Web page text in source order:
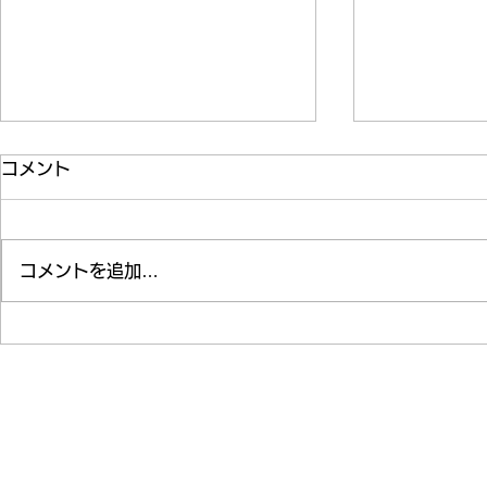
納涼会(清和園)
上五島高校
コメント
コメントを追加…